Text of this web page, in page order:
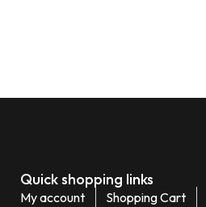
Quick shopping links
My account Shopping Cart